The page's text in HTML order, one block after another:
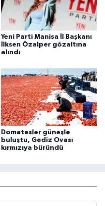
Yeni Parti Manisa İl Başkanı
İlksen Özalper gözaltına
alındı
Domatesler güneşle
buluştu, Gediz Ovası
kırmızıya büründü